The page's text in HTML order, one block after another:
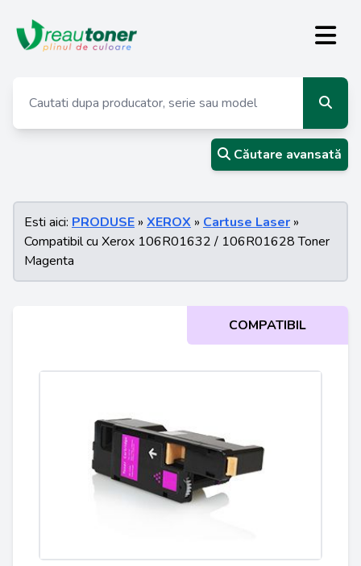
Căutare avansată
Esti aici: PRODUSE » XEROX » Cartuse Laser »
Compatibil cu Xerox 106R01632 / 106R01628 Toner
Magenta
COMPATIBIL